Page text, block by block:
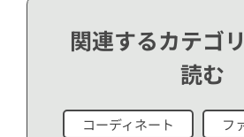
関連するカテゴ
読む
コーディネート フ